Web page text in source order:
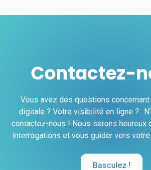
Contactez-
Vous avez des questions
digitale ? Votre visibilité en ligne ?
contactez-nous ! Nous serons heureux
interrogations et vous guider vers
Basculez !